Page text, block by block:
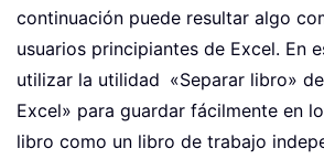
continuación puede resultar algo
usuarios principiantes de Excel. En
utilizar la utilidad «Separar libro»
Excel» para guardar fácilmente en
libro como un libro de trabajo